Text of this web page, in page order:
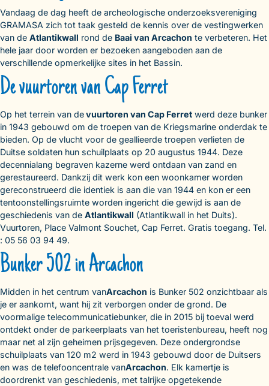
Vandaag de dag heeft de archeologische onderzoeksvereniging
GRAMASA zich tot taak gesteld de kennis over de vestingwerken
van de Atlantikwall rond de Baai van Arcachon te verbeteren. Het
hele jaar door worden er bezoeken aangeboden aan de
verschillende opmerkelijke sites in het Bassin.
De vuurtoren van Cap Ferret
Op het terrein van devuurtoren van Cap Ferret werd deze bunker
in 1943 gebouwd om de troepen van de Kriegsmarine onderdak te
bieden. Op de vlucht voor de geallieerde troepen verlieten de
Duitse soldaten hun schuilplaats op 20 augustus 1944. Deze
decennialang begraven kazerne werd ontdaan van zand en
gerestaureerd. Dankzij dit werk kon een woonkamer worden
gereconstrueerd die identiek is aan die van 1944 en kon er een
tentoonstellingsruimte worden ingericht die gewijd is aan de
geschiedenis van de Atlantikwall (Atlantikwall in het Duits).
Vuurtoren, Place Valmont Souchet, Cap Ferret. Gratis toegang. Tel.
: 05 56 03 94 49.
Bunker 502 in Arcachon
Midden in het centrum vanArcachon is Bunker 502 onzichtbaar als
je er aankomt, want hij zit verborgen onder de grond. De
voormalige telecommunicatiebunker, die in 2015 bij toeval werd
ontdekt onder de parkeerplaats van het toeristenbureau, heeft nog
maar net al zijn geheimen prijsgegeven. Deze ondergrondse
schuilplaats van 120 m2 werd in 1943 gebouwd door de Duitsers
en was de telefooncentrale vanArcachon. Elk kamertje is
doordrenkt van geschiedenis, met talrijke opgetekende